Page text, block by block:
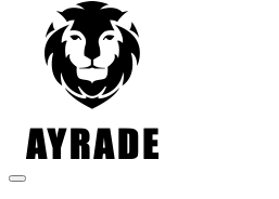
Basculer la navigation